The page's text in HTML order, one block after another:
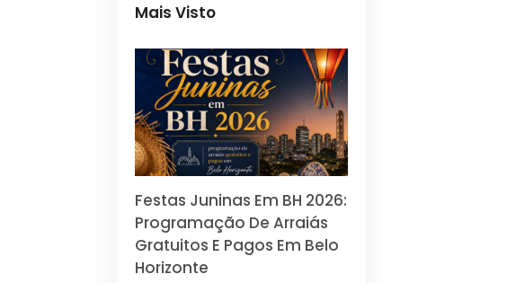
Mais Visto
Festas Juninas Em BH 2026:
Programação De Arraiás
Gratuitos E Pagos Em Belo
Horizonte